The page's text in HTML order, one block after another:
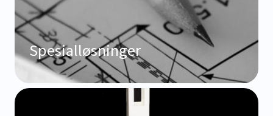
Spesialløsninger